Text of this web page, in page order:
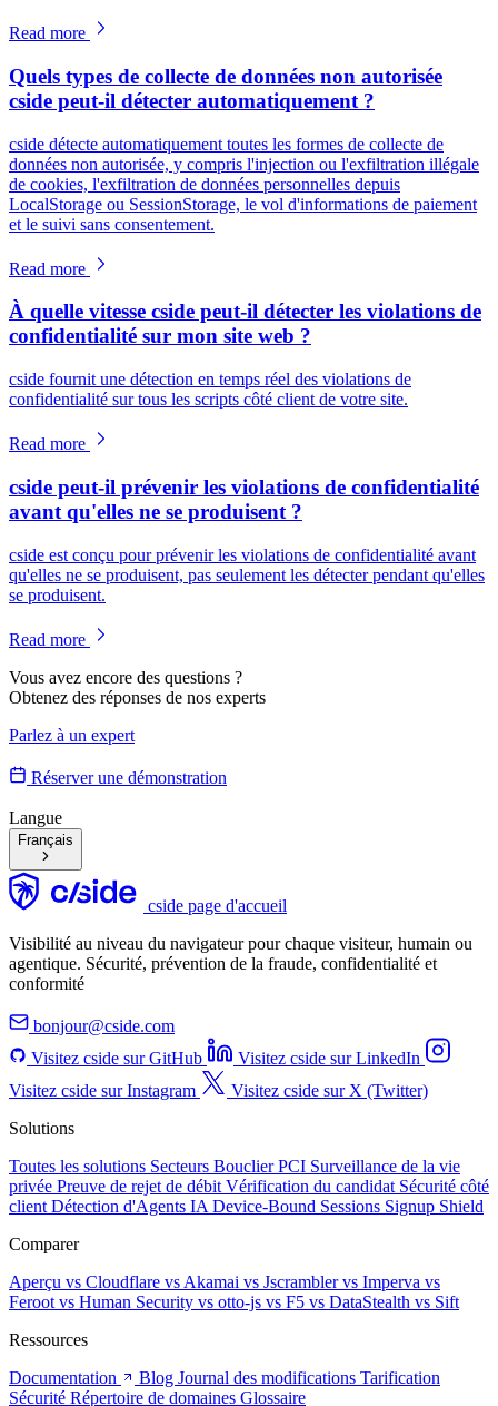
Read more
Quels types de collecte de données non autorisée
cside peut-il détecter automatiquement ?
cside détecte automatiquement toutes les formes de collecte de
données non autorisée, y compris l'injection ou l'exfiltration illégale
de cookies, l'exfiltration de données personnelles depuis
LocalStorage ou SessionStorage, le vol d'informations de paiement
et le suivi sans consentement.
Read more
À quelle vitesse cside peut-il détecter les violations de
confidentialité sur mon site web ?
cside fournit une détection en temps réel des violations de
confidentialité sur tous les scripts côté client de votre site.
Read more
cside peut-il prévenir les violations de confidentialité
avant qu'elles ne se produisent ?
cside est conçu pour prévenir les violations de confidentialité avant
qu'elles ne se produisent, pas seulement les détecter pendant qu'elles
se produisent.
Read more
Vous avez encore des questions ?
Obtenez des réponses de nos experts
Parlez à un expert
Réserver une démonstration
Langue
Français
cside page d'accueil
Visibilité au niveau du navigateur pour chaque visiteur, humain ou
agentique. Sécurité, prévention de la fraude, confidentialité et
conformité
bonjour@cside.com
Visitez cside sur GitHub
Visitez cside sur LinkedIn
Visitez cside sur Instagram
Visitez cside sur X (Twitter)
Solutions
Toutes les solutions Secteurs Bouclier PCI Surveillance de la vie
privée Preuve de rejet de débit Vérification du candidat Sécurité côté
client Détection d'Agents IA Device-Bound Sessions Signup Shield
Comparer
Aperçu vs Cloudflare vs Akamai vs Jscramblervs Imperva vs
Feroot vs Human Security vs otto-js vs F5 vs DataStealth vs Sift
Ressources
Documentation
Blog Journal des modifications Tarification
Sécurité Répertoire de domaines Glossaire